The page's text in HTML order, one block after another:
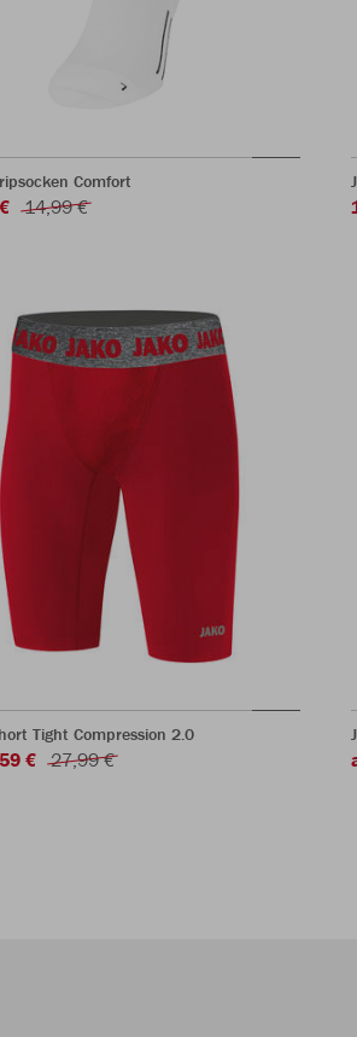
Comfort
14,99 €
Tight Compression 2.0
€ 27,99 €